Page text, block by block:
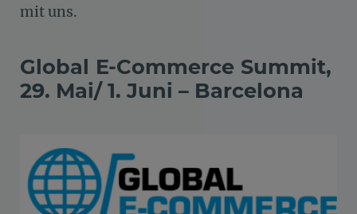
mit uns.
Global E-Commerce Summit,
29. Mai/ 1. Juni – Barcelona